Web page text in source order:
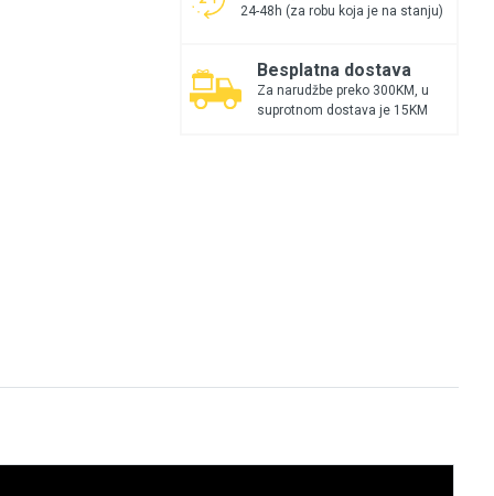
24-48h (za robu koja je na stanju)
Besplatna dostava
Za narudžbe preko 300KM, u
suprotnom dostava je 15KM